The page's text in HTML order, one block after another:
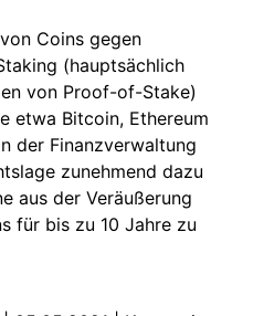
Coins gegen
(hauptsächlich
von Proof-of-Stake)
etwa Bitcoin, Ethereum
der Finanzverwaltung
zunehmend dazu
aus der Veräußerung
für bis zu 10 Jahre zu